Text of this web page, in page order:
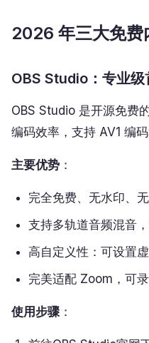
2026 年三大免费
OBS Studio：专业
OBS Studio 是开源免费
编码效率，支持 AV1 编码
主要优势 ：
完全免费、无水印、
支持多轨道音频混音
高自定义性：可设置
完美适配 Zoom，可
使用步骤 ：